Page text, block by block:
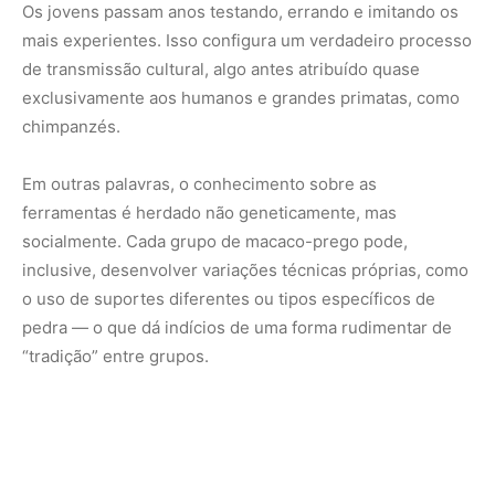
Os jovens passam anos testando, errando e imitando os
mais experientes. Isso configura um verdadeiro processo
de transmissão cultural, algo antes atribuído quase
exclusivamente aos humanos e grandes primatas, como
chimpanzés.
Em outras palavras, o conhecimento sobre as
ferramentas é herdado não geneticamente, mas
socialmente. Cada grupo de macaco-prego pode,
inclusive, desenvolver variações técnicas próprias, como
o uso de suportes diferentes ou tipos específicos de
pedra — o que dá indícios de uma forma rudimentar de
“tradição” entre grupos.